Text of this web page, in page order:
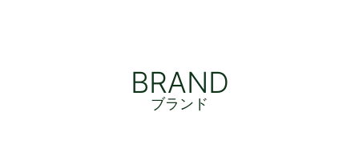
BRAND
ブランド